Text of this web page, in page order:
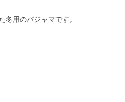
冬用のパジャマです。